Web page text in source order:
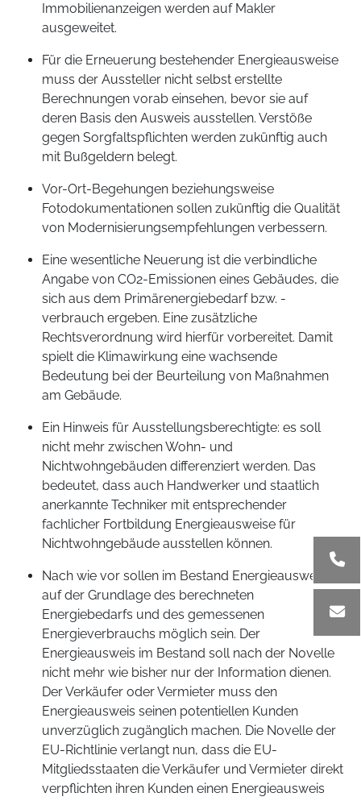
Immobilienanzeigen werden auf Makler
ausgeweitet.
Für die Erneuerung bestehender Energieausweise
muss der Aussteller nicht selbst erstellte
Berechnungen vorab einsehen, bevor sie auf
deren Basis den Ausweis ausstellen. Verstöße
gegen Sorgfaltspflichten werden zukünftig auch
mit Bußgeldern belegt.
Vor-Ort-Begehungen beziehungsweise
Fotodokumentationen sollen zukünftig die Qualität
von Modernisierungsempfehlungen verbessern.
Eine wesentliche Neuerung ist die verbindliche
Angabe von CO2-Emissionen eines Gebäudes, die
sich aus dem Primärenergiebedarf bzw. -
verbrauch ergeben. Eine zusätzliche
Rechtsverordnung wird hierfür vorbereitet. Damit
spielt die Klimawirkung eine wachsende
Bedeutung bei der Beurteilung von Maßnahmen
am Gebäude.
Ein Hinweis für Ausstellungsberechtigte: es soll
nicht mehr zwischen Wohn- und
Nichtwohngebäuden differenziert werden. Das
bedeutet, dass auch Handwerker und staatlich
anerkannte Techniker mit entsprechender
fachlicher Fortbildung Energieausweise für
Nichtwohngebäude ausstellen können.
Nach wie vor sollen im Bestand Energieausweise
auf der Grundlage des berechneten
Energiebedarfs und des gemessenen
Energieverbrauchs möglich sein. Der
Energieausweis im Bestand soll nach der Novelle
nicht mehr wie bisher nur der Information dienen.
Der Verkäufer oder Vermieter muss den
Energieausweis seinen potentiellen Kunden
unverzüglich zugänglich machen. Die Novelle der
EU-Richtlinie verlangt nun, dass die EU-
Mitgliedsstaaten die Verkäufer und Vermieter direkt
verpflichten ihren Kunden einen Energieausweis